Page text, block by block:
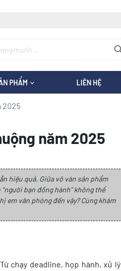
PHẨM LIÊN HỆ
2025
năm 2025
hiệu quả. Giữa vô vàn sản phẩm
bạn đồng hành” không thể
em văn phòng đến vậy? Cùng khám
chạy deadline, họp hành, xử lý